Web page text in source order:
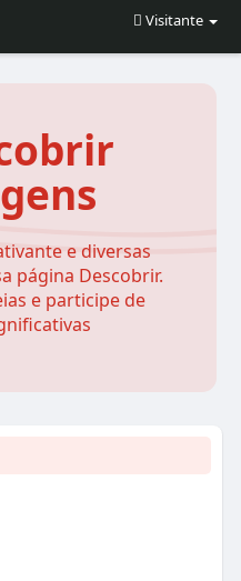
Visitante
e diversas
página Descobrir.
e participe de